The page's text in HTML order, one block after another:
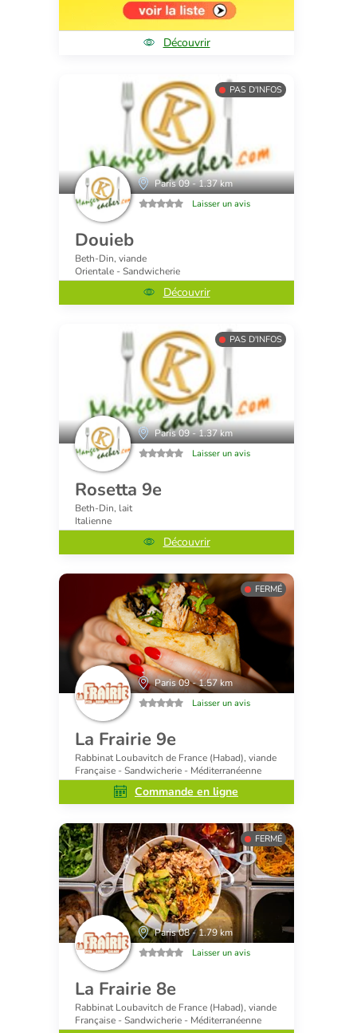
Découvrir
PAS D'INFOS
Paris 09 - 1.37 km
Laisser un avis
Douieb
Beth-Din, viande
Orientale - Sandwicherie
Découvrir
PAS D'INFOS
Paris 09 - 1.37 km
Laisser un avis
Rosetta 9e
Beth-Din, lait
Italienne
Découvrir
FERMÉ
Paris 09 - 1.57 km
Laisser un avis
La Frairie 9e
Rabbinat Loubavitch de France (Habad), viande
Française - Sandwicherie - Méditerranéenne
Commande en ligne
FERMÉ
Paris 08 - 1.79 km
Laisser un avis
La Frairie 8e
Rabbinat Loubavitch de France (Habad), viande
Française - Sandwicherie - Méditerranéenne